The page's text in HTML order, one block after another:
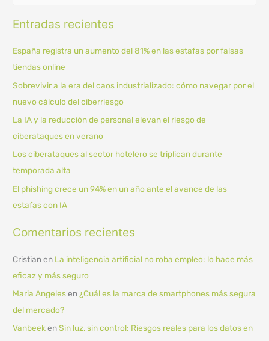
s
p
o
r
:
Entradas recientes
España registra un aumento del 81% en las estafas por falsas
tiendas online
Sobrevivir a la era del caos industrializado: cómo navegar por el
nuevo cálculo del ciberriesgo
La IA y la reducción de personal elevan el riesgo de
ciberataques en verano
Los ciberataques al sector hotelero se triplican durante
temporada alta
El phishing crece un 94% en un año ante el avance de las
estafas con IA
Comentarios recientes
Cristianen La inteligencia artificial no roba empleo: lo hace más
eficaz y más seguro
Maria Angelesen ¿Cuál es la marca de smartphones más segura
del mercado?
VanbeekenSin luz, sin control: Riesgos reales para los datos en